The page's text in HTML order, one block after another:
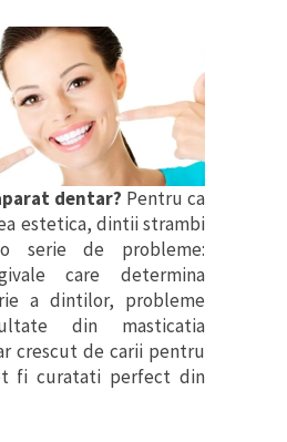
dentar? Pentru ca
estetica, dintii strambi
serie de probleme:
care determina
a dintilor, probleme
din masticatia
crescut de carii pentru
fi curatati perfect din